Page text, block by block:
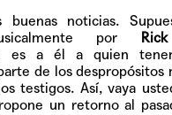
noticias.
por
es a él a quien
de los despropósitos
testigos. Así, vaya
un retorno al